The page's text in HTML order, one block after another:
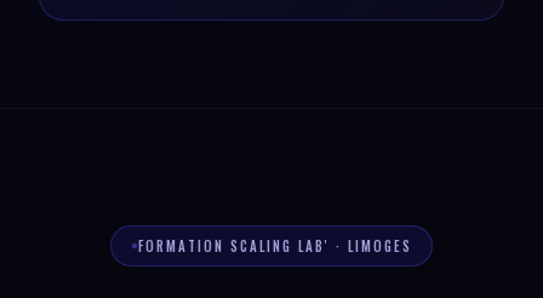
FORMATION SCALING LAB' · LIMOGES